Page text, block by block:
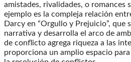
amistades, rivalidades, o romances
ejemplo es la compleja relación
Darcy en “Orgullo y Prejuicio”, que
narrativa y desarrolla el arco de
de conflicto agrega riqueza a las
proporciona un amplio espacio